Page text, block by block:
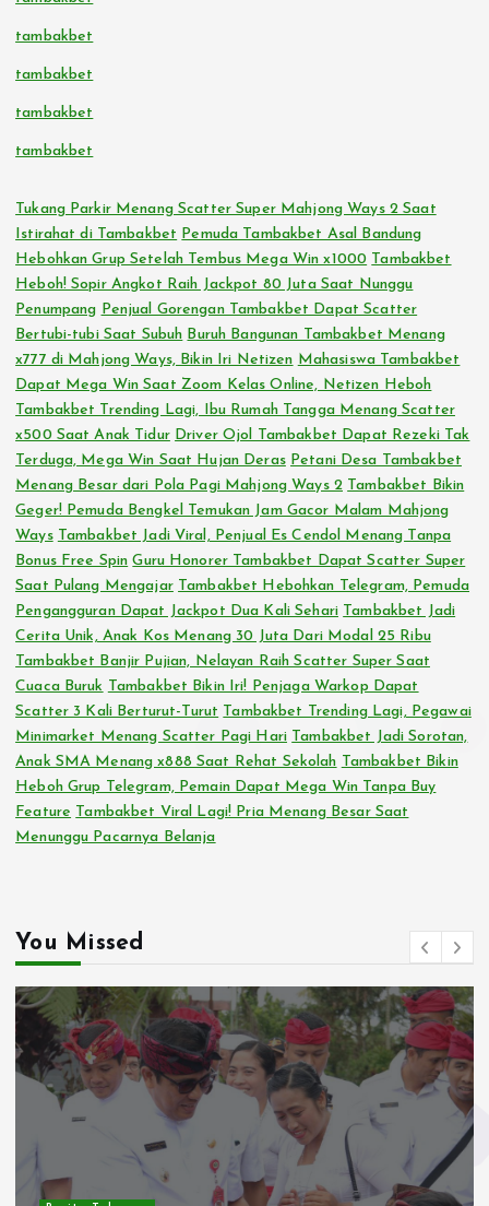
tambakbet
tambakbet
tambakbet
tambakbet
Tukang Parkir Menang Scatter Super Mahjong Ways 2 Saat
Istirahat di Tambakbet Pemuda Tambakbet Asal Bandung
Hebohkan Grup Setelah Tembus Mega Win x1000 Tambakbet
Heboh! Sopir Angkot Raih Jackpot 80 Juta Saat Nunggu
Penumpang Penjual Gorengan Tambakbet Dapat Scatter
Bertubi-tubi Saat Subuh Buruh Bangunan Tambakbet Menang
x777 di Mahjong Ways, Bikin Iri Netizen Mahasiswa Tambakbet
Dapat Mega Win Saat Zoom Kelas Online, Netizen Heboh
Tambakbet Trending Lagi, Ibu Rumah Tangga Menang Scatter
x500 Saat Anak Tidur Driver Ojol Tambakbet Dapat Rezeki Tak
Terduga, Mega Win Saat Hujan Deras Petani Desa Tambakbet
Menang Besar dari Pola Pagi Mahjong Ways 2 Tambakbet Bikin
Geger! Pemuda Bengkel Temukan Jam Gacor Malam Mahjong
Ways Tambakbet Jadi Viral, Penjual Es Cendol Menang Tanpa
Bonus Free Spin Guru Honorer Tambakbet Dapat Scatter Super
Saat Pulang Mengajar Tambakbet Hebohkan Telegram, Pemuda
Pengangguran Dapat Jackpot Dua Kali Sehari Tambakbet Jadi
Cerita Unik, Anak Kos Menang 30 Juta Dari Modal 25 Ribu
Tambakbet Banjir Pujian, Nelayan Raih Scatter Super Saat
Cuaca Buruk Tambakbet Bikin Iri! Penjaga Warkop Dapat
Scatter 3 Kali Berturut-Turut Tambakbet Trending Lagi, Pegawai
Minimarket Menang Scatter Pagi Hari Tambakbet Jadi Sorotan,
Anak SMA Menang x888 Saat Rehat Sekolah Tambakbet Bikin
Heboh Grup Telegram, Pemain Dapat Mega Win Tanpa Buy
Feature Tambakbet Viral Lagi! Pria Menang Besar Saat
Menunggu Pacarnya Belanja
You Missed